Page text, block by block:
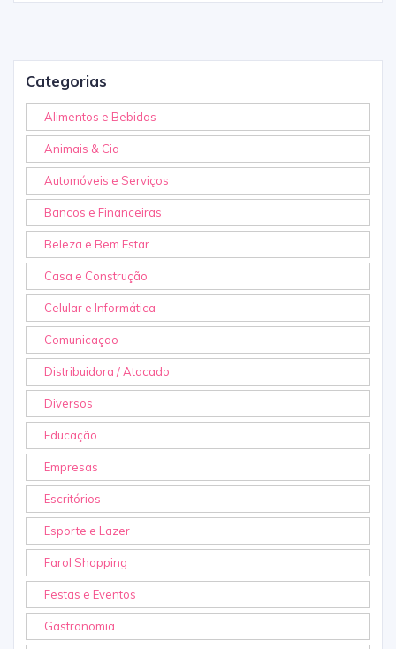
Categorias
Alimentos e Bebidas
Animais & Cia
Automóveis e Serviços
Bancos e Financeiras
Beleza e Bem Estar
Casa e Construção
Celular e Informática
Comunicaçao
Distribuidora / Atacado
Diversos
Educação
Empresas
Escritórios
Esporte e Lazer
Farol Shopping
Festas e Eventos
Gastronomia